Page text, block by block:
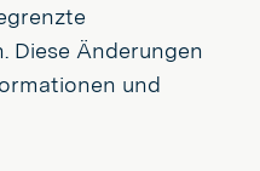
Diese Änderungen
und